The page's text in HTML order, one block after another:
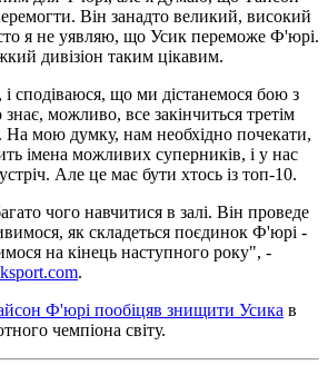
Він занадто великий, високий
я не уявляю, що Усик переможе Ф'юрі.
дивізіон таким цікавим.
сподіваюся, що ми дістанемося бою з
можливо, все закінчиться третім
На мою думку, нам необхідно почекати,
імена можливих суперників, і у нас
Але це має бути хтось із топ-10.
чого навчитися в залі. Він проведе
як складеться поєдинок Ф'юрі -
на кінець наступного року", -
.
Ф'юрі пообіцяв знищити Усика в
чемпіона світу.